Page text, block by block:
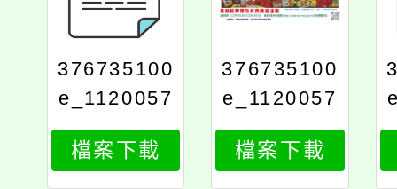
376735100
e_1120057
539_attach
3
檔案下載
376735100
e_1120057
539_attach
2
檔案下載